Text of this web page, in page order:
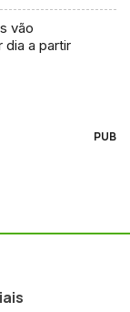
vão
dia a partir
PUB